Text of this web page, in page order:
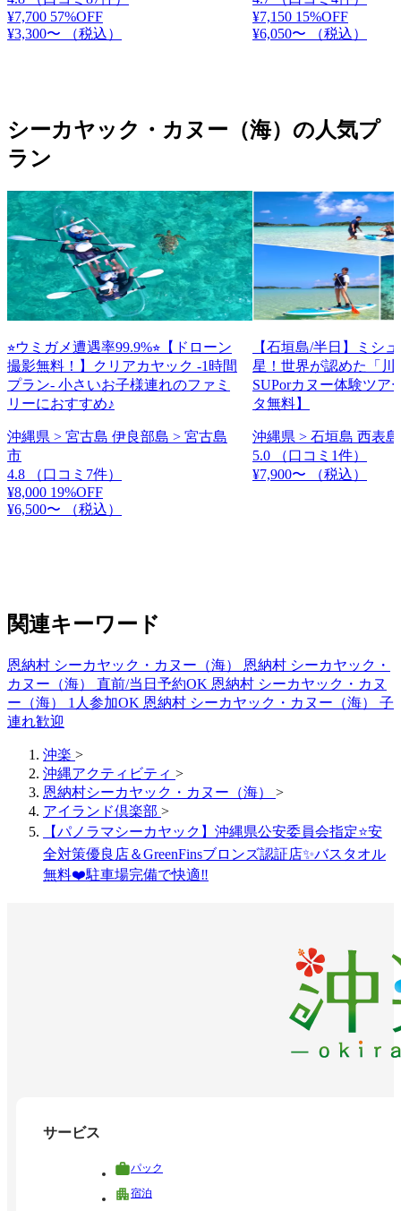
¥7,700 57%OFF
¥3,300〜
（税込）
¥7,150 15%OFF
¥6,050〜
（税込）
シーカヤック・カヌー（海）の人気プ
ラン
⭐︎ウミガメ遭遇率99.9%⭐︎【ドローン
撮影無料！】クリアカヤック -1時間
プラン- 小さいお子様連れのファミ
リーにおすすめ♪
沖縄県 > 宮古島 伊良部島 > 宮古島
市
4.8
（口コミ7件）
¥8,000 19%OFF
¥6,500〜
（税込）
【石垣島/半日】ミシ
星！世界が認めた「川
SUPorカヌー体験ツア
タ無料】
沖縄県 > 石垣島 西表
5.0
（口コミ1件）
¥7,900〜
（税込）
関連キーワード
恩納村 シーカヤック・カヌー（海） 恩納村 シーカヤック・
カヌー（海） 直前/当日予約OK 恩納村 シーカヤック・カヌ
ー（海） 1人参加OK 恩納村 シーカヤック・カヌー（海） 子
連れ歓迎
沖楽 >
沖縄アクティビティ >
恩納村シーカヤック・カヌー（海） >
アイランド倶楽部 >
【パノラマシーカヤック】沖縄県公安委員会指定⭐️安
全対策優良店＆GreenFinsブロンズ認証店✨バスタオル
無料❤️駐車場完備で快適‼️
サービス
パック
宿泊